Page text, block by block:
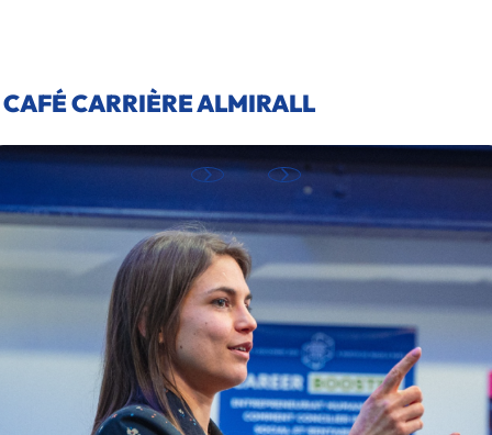
CAFÉ CARRIÈRE ALMIRALL
MÉTIERS DU MARKETING BIOTECH : COMPRENDRE
LES MISSIONS CONCRÈTES
Cette rencontre a également permis aux étudiants en Biotech &
Management de mieux appréhender les réalités des métiers du
marketing pharmaceutique.